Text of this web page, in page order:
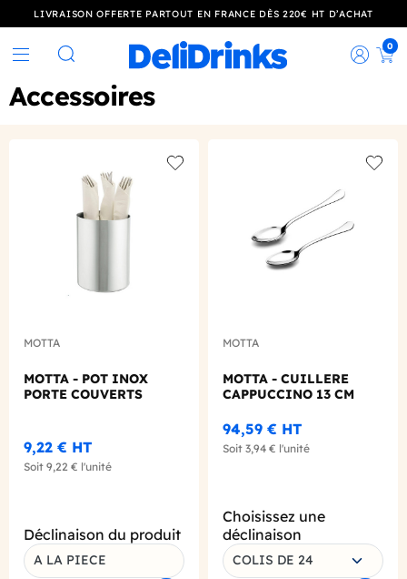
LIVRAISON OFFERTE PARTOUT EN FRANCE DÈS 220€ HT D’ACHAT
Rechercher
0
Accessoires
MOTTA
MOTTA - POT INOX
PORTE COUVERTS
9,22 € HT
Soit 9,22 € l'unité
Déclinaison du produit
A LA PIECE
MOTTA
MOTTA - CUILLERE
CAPPUCCINO 13 CM
94,59 € HT
Soit 3,94 € l'unité
Choisissez une
déclinaison
COLIS DE 24